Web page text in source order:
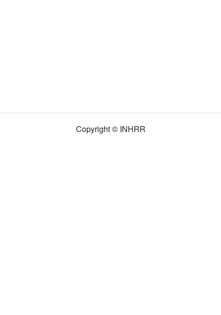
Copyright © INHRR